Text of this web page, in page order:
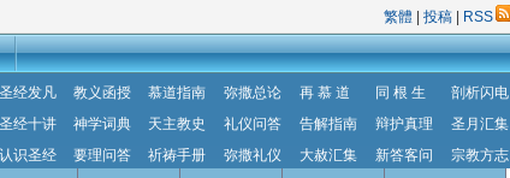
繁體 投稿 RSS
圣经发凡 教义函授 慕道指南 弥撒总论 再 慕 道 同 根 生
剖析闪电
圣经十讲 神学词典 天主教史 礼仪问答 告解指南 辩护真理
圣月汇集
认识圣经 要理问答 祈祷手册 弥撒礼仪 大赦汇集 新答客问 宗教方志